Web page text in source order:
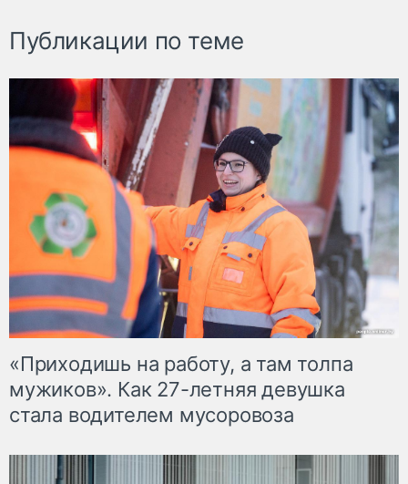
Публикации по теме
«Приходишь на работу, а там толпа
мужиков». Как 27-летняя девушка
стала водителем мусоровоза